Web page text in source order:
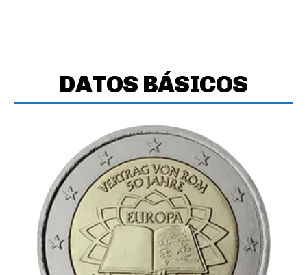
DATOS BÁSICOS